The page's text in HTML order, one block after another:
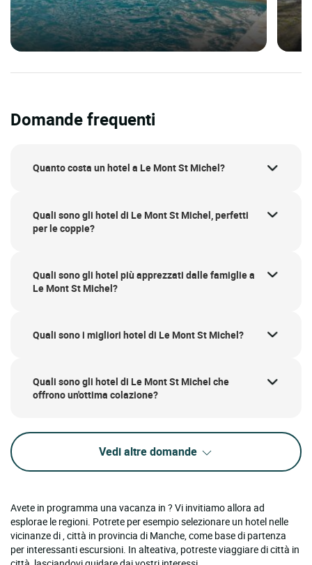
Domande frequenti
Quanto costa un hotel a Le Mont St Michel?
Quali sono gli hotel di Le Mont St Michel, perfetti
per le coppie?
Quali sono gli hotel più apprezzati dalle famiglie a
Le Mont St Michel?
Quali sono i migliori hotel di Le Mont St Michel?
Quali sono gli hotel di Le Mont St Michel che
offrono un'ottima colazione?
Vedi altre domande
Avete in programma una vacanza in ? Vi invitiamo allora ad
esplorae le regioni. Potrete per esempio selezionare un hotel nelle
vicinanze di , città in provincia di Manche, come base di partenza
per interessanti escursioni. In alteativa, potreste viaggiare di città in